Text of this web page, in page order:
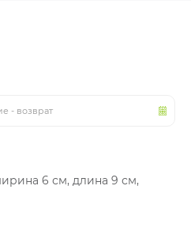
- возврат
6 см, длина 9 см,